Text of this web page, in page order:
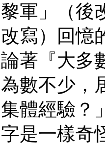
軍」（後
寫）回憶
著『大多
數不少，
集體經驗
是一樣奇